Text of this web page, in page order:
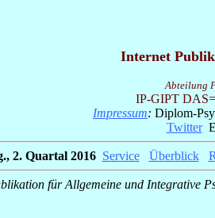
Internet
Abteilung
IP-GIPT
Impressum: Diplom-
Twitter
2. Quartal 2016_ Service_ Überblick_
für Allgemeine und Integrative